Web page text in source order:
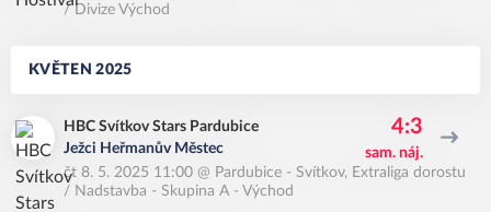
/ Divize Východ
KVĚTEN 2025
HBC Svítkov Stars Pardubice
Ježci Heřmanův Městec
4:3
sam. náj.
čt 8. 5. 2025 11:00 @ Pardubice - Svítkov, Extraliga dorostu
/ Nadstavba - Skupina A - Východ